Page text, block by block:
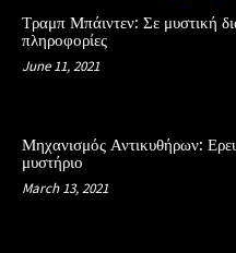
Τραμπ Μπάιντεν: Σε μυστική
πληροφορίες
June 11, 2021
Μηχανισμός Αντικυθήρων:
μυστήριο
March 13, 2021